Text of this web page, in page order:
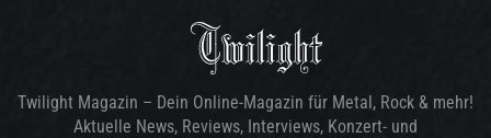
Twilight Magazin – Dein Online-Magazin für Metal, Rock & mehr!
Aktuelle News, Reviews, Interviews, Konzert- und